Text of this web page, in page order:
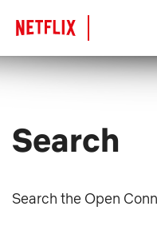
Search
Search the Open